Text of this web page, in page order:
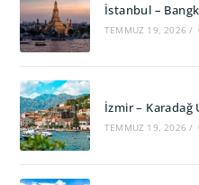
İstanbul –
TEMMUZ 19, 2026 /
İzmir – Karadağ
TEMMUZ 19, 2026 /